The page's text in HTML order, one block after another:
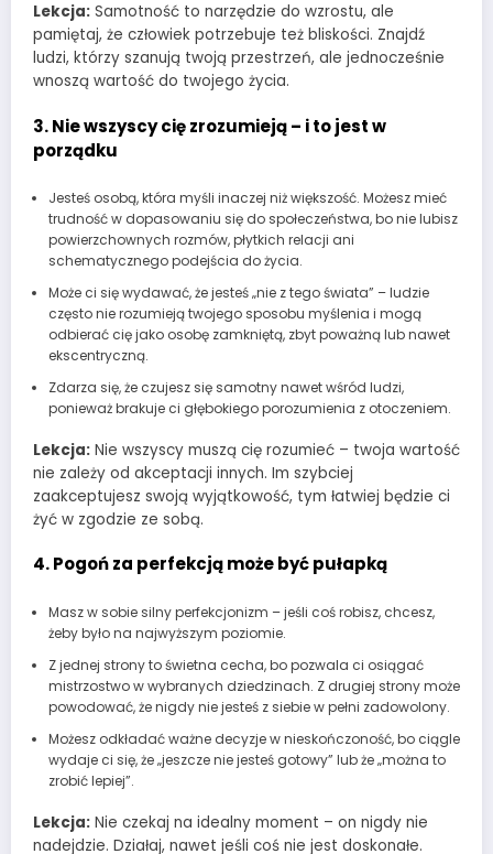
Lekcja: Samotność to narzędzie do wzrostu, ale
pamiętaj, że człowiek potrzebuje też bliskości. Znajdź
ludzi, którzy szanują twoją przestrzeń, ale jednocześnie
wnoszą wartość do twojego życia.
3. Nie wszyscy cię zrozumieją – i to jest w
porządku
Jesteś osobą, która myśli inaczej niż większość. Możesz mieć
trudność w dopasowaniu się do społeczeństwa, bo nie lubisz
powierzchownych rozmów, płytkich relacji ani
schematycznego podejścia do życia.
Może ci się wydawać, że jesteś „nie z tego świata” – ludzie
często nie rozumieją twojego sposobu myślenia i mogą
odbierać cię jako osobę zamkniętą, zbyt poważną lub nawet
ekscentryczną.
Zdarza się, że czujesz się samotny nawet wśród ludzi,
ponieważ brakuje ci głębokiego porozumienia z otoczeniem.
Lekcja: Nie wszyscy muszą cię rozumieć – twoja wartość
nie zależy od akceptacji innych. Im szybciej
zaakceptujesz swoją wyjątkowość, tym łatwiej będzie ci
żyć w zgodzie ze sobą.
4. Pogoń za perfekcją może być pułapką
Masz w sobie silny perfekcjonizm – jeśli coś robisz, chcesz,
żeby było na najwyższym poziomie.
Z jednej strony to świetna cecha, bo pozwala ci osiągać
mistrzostwo w wybranych dziedzinach. Z drugiej strony może
powodować, że nigdy nie jesteś z siebie w pełni zadowolony.
Możesz odkładać ważne decyzje w nieskończoność, bo ciągle
wydaje ci się, że „jeszcze nie jesteś gotowy” lub że „można to
zrobić lepiej”.
Lekcja: Nie czekaj na idealny moment – on nigdy nie
nadejdzie. Działaj, nawet jeśli coś nie jest doskonałe.